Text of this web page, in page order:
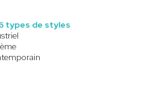
types de styles